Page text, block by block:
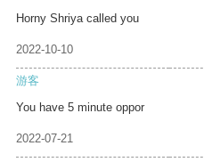
Horny Shriya called you
2022-10-10
游客
You have 5 minute oppor
2022-07-21